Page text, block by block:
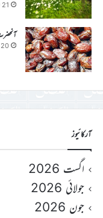
21 اپریل 2020ء
20 اگست 2019ء
آرکائیوز
اگست 2026
جولائی 2026
جون 2026